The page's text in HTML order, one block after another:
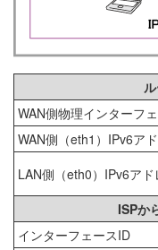
WAN側物理インターフ
WAN側（eth1）IPv6ア
LAN側（eth0）IPv6アド
ISPか
インターフェースID